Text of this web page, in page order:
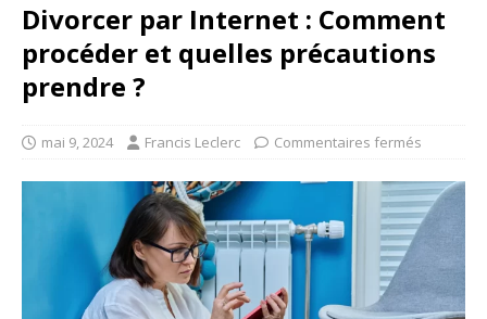
Divorcer par Internet : Comment
procéder et quelles précautions
prendre ?
mai 9, 2024 Francis Leclerc Commentaires fermés